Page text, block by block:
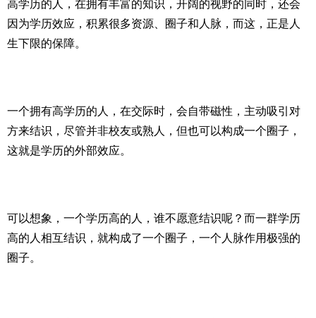
高学历的人，在拥有丰富的知识，开阔的视野的同时，还会
因为学历效应，积累很多资源、圈子和人脉，而这，正是人
生下限的保障。
一个拥有高学历的人，在交际时，会自带磁性，主动吸引对
方来结识，尽管并非校友或熟人，但也可以构成一个圈子，
这就是学历的外部效应。
可以想象，一个学历高的人，谁不愿意结识呢？而一群学历
高的人相互结识，就构成了一个圈子，一个人脉作用极强的
圈子。